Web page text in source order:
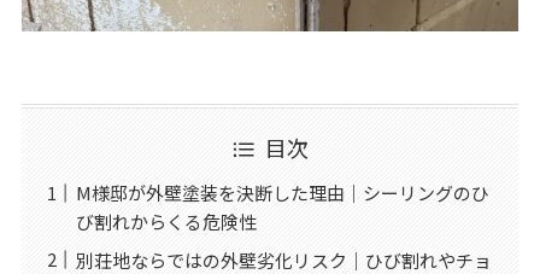
目次
M様邸が外壁塗装を決断した理由｜シーリングのひ
び割れからくる危険性
別荘地ならではの外壁劣化リスク｜ひび割れやチョ